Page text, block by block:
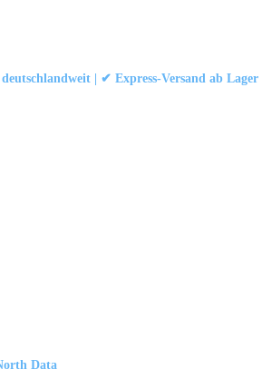
| ✔ Express-Versand ab Lager
Data